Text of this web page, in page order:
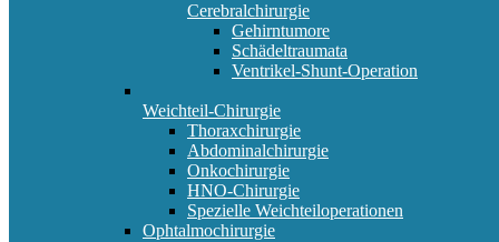
Cerebralchirurgie
Gehirntumore
Schädeltraumata
Ventrikel-Shunt-Operation
Weichteil-Chirurgie
Thoraxchirurgie
Abdominalchirurgie
Onkochirurgie
HNO-Chirurgie
Spezielle Weichteiloperationen
Ophtalmochirurgie